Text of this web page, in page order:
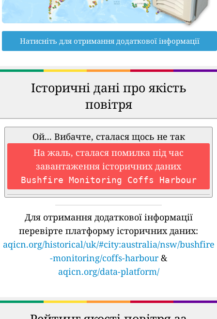
Натисніть для отримання додаткової інформації
Історичні дані про якість
повітря
Ой... Вибачте, сталася щось не так
На жаль, сталася помилка під час
завантаження історичних даних
Bushfire Monitoring Coffs Harbour
Для отримання додаткової інформації
перевірте платформу історичних даних:
aqicn.org/historical/uk/#city:australia/nsw/bushfire
-monitoring/coffs-harbour&
aqicn.org/data-platform/